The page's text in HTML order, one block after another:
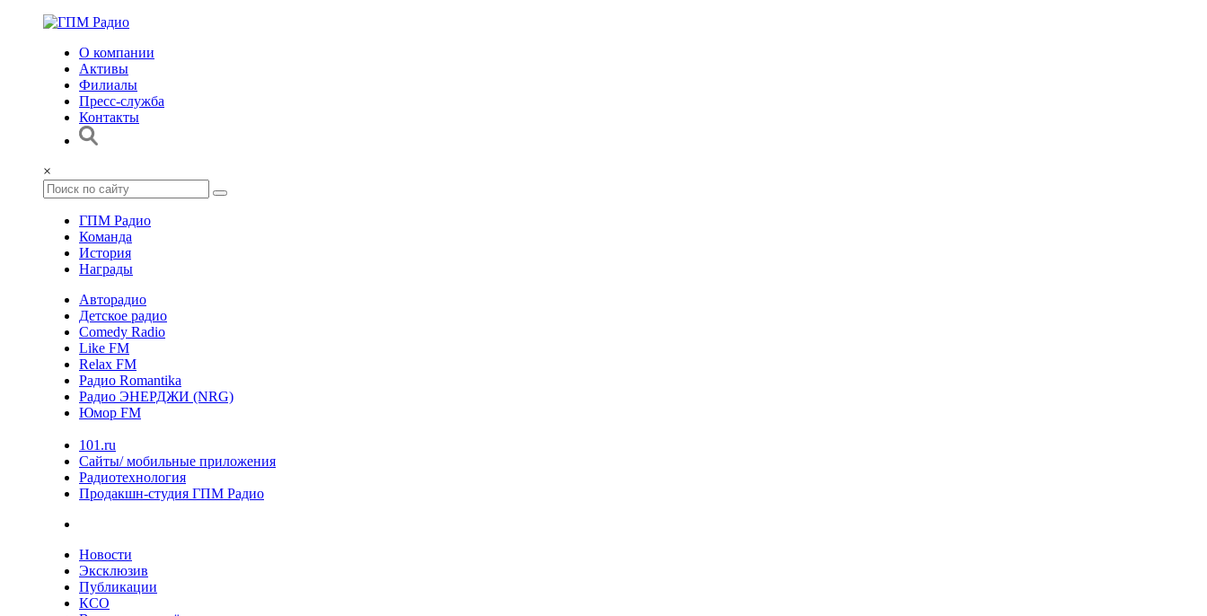
О компании
Активы
Филиалы
Пресс-служба
Контакты
×
ГПМ Радио
Команда
История
Награды
Авторадио
Детское радио
Comedy Radio
Like FM
Relax FM
Радио Romantika
Радио ЭНЕРДЖИ (NRG)
Юмор FM
101.ru
Сайты/ мобильные приложения
Радиотехнология
Продакшн-студия ГПМ Радио
Новости
Эксклюзив
Публикации
КСО